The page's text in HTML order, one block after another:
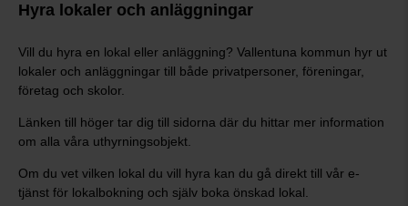
Hyra lokaler och anläggningar
Vill du hyra en lokal eller anläggning? Vallentuna kommun hyr ut
lokaler och anläggningar till både privatpersoner, föreningar,
företag och skolor.
Länken till höger tar dig till sidorna där du hittar mer information
om alla våra uthyrningsobjekt.
Om du vet vilken lokal du vill hyra kan du gå direkt till vår e-
tjänst för lokalbokning och själv boka önskad lokal.